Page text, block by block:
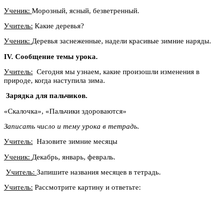
Ученик: Морозный, ясный, безветренный.
Учитель: Какие деревья?
Ученик: Деревья заснеженные, надели красивые зимние наряды.
IV. Сообщение темы урока.
Учитель: Сегодня мы узнаем, какие произошли изменения в
природе, когда наступила зима.
Зарядка для пальчиков.
«Скалочка», «Пальчики здороваются»
Записать число и тему урока в тетрадь.
Учитель: Назовите зимние месяцы
Ученик: Декабрь, январь, февраль.
Учитель: Запишите названия месяцев в тетрадь.
Учитель: Рассмотрите картину и ответьте: